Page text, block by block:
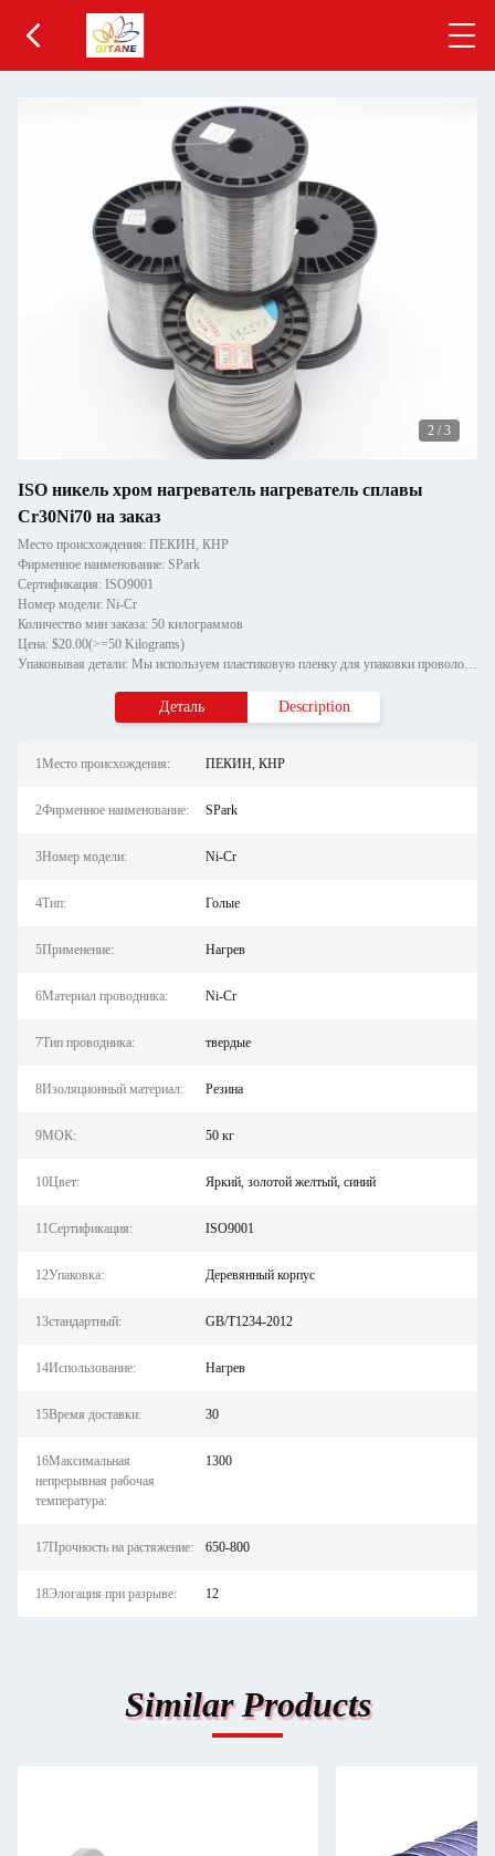
2 / 3
ISO никель хром нагреватель нагреватель сплавы
Cr30Ni70 на заказ
Место происхождения: ПЕКИН, КНР
Фирменное наименование: SPark
Сертификация: ISO9001
Номер модели: Ni-Cr
Количество мин заказа: 50 килограммов
Цена: $20.00(>=50 Kilograms)
Упаковывая детали: Мы используем пластиковую пленку для упаковки проволоки оси, а внешняя упаковка валовой проволоки ис
Деталь Description
1Место происхождения: ПЕКИН, КНР
2Фирменное наименование: SPark
3Номер модели: Ni-Cr
4Тип: Голые
5Применение: Нагрев
6Материал проводника: Ni-Cr
7Тип проводника: твердые
8Изоляционный материал: Резина
9МОК: 50 кг
10Цвет: Яркий, золотой желтый, синий
11Сертификация: ISO9001
12Упаковка: Деревянный корпус
13стандартный: GB/T1234-2012
14Использование: Нагрев
15Время доставки: 30
16Максимальная
непрерывная рабочая
температура:
1300
17Прочность на растяжение: 650-800
18Элогация при разрыве: 12
Similar Products